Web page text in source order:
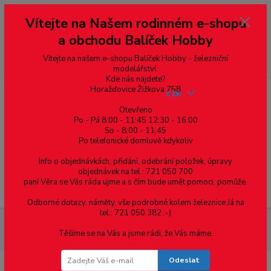
--- pro zákazníky ze Slovenska a jiných zemí, pokud chcete platit v eurech
přepněte si e-shop na euro 💶 pro přepočet měny - pravý horní roh ---
dobírky – pokud si z nějakého důvodu zásilku nevyzvednete, bude po
domluvě zaslána znovu s opětovnou platbou za poštovné, v opačném
případě bude zrušena a účet přidán na blacklist a rušeny následující
objednávky.
Menu
CZK
9-oddílných A, A/B, teplá bílá / STE 013-W
Vítejte na Našem rodinném e-shopu
a obchodu Balíček Hobby
Vítejte na našem e-shopu Balíček Hobby - železniční
modelářství.
Kde nás najdete?
Horažďovice Žižkova 758
Otevřeno
Po - Pá 8:00 - 11:45 12:30 - 16:00
So - 8:00 - 11:45
Po telefonické domluvě kdykoliv
Info o objednávkách, přidání, odebrání položek, úpravy
objednávek na tel.: 721 050 700
paní Věra se Vás ráda ujme a s čím bude umět pomoci, pomůže.
Odborné dotazy, náměty, vše podrobné kolem železnice Já na
tel.: 721 050 382 :-)
Těšíme se na Vás a jsme rádi, že Vás máme.
Odeslat